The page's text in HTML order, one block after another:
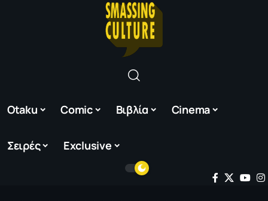
Otaku Comic Βιβλία Cinema
Σειρές Exclusive